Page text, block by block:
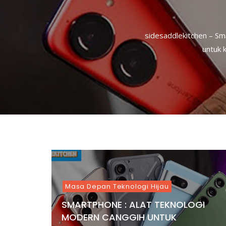
sidesaddlekitchen –
untuk
Sidesaddlekitchen –
transisi energi
Side Saddle Kitchen –
Side Saddle Kitchen –
Side Saddle Kitchen –
Side Saddle Kitchen –
Masa Depan Teknologi Hijau
SMARTPHONE : ALAT TEKNOLOGI
MODERN CANGGIH UNTUK